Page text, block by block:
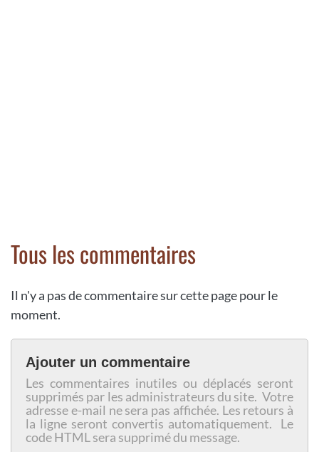
Tous les commentaires
Il n'y a pas de commentaire sur cette page pour le
moment.
Ajouter un commentaire
Les commentaires inutiles ou déplacés seront
supprimés par les administrateurs du site. Votre
adresse e-mail ne sera pas affichée. Les retours à
la ligne seront convertis automatiquement. Le
code HTML sera supprimé du message.